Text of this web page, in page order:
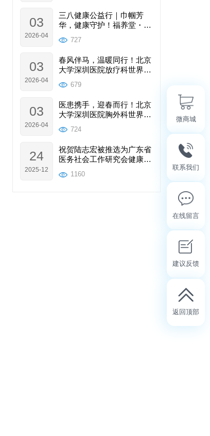
03
2026-04
三八健康公益行｜巾帼芳
华，健康守护！福养堂・康
复乐园这场女性健康之约温
暖落幕
727
03
2026-04
春风伴马，温暖同行！北京
大学深圳医院放疗科世界癌
679
03
2026-04
医患携手，迎春而行！北京
大学深圳医院胸外科世界癌
724
24
2025-12
祝贺陆志宏被推选为广东省
医务社会工作研究会健康科
1160
微商城
联系我们
在线留言
建议反馈
返回顶部